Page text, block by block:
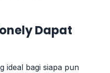
Dapat
ideal bagi siapa pun